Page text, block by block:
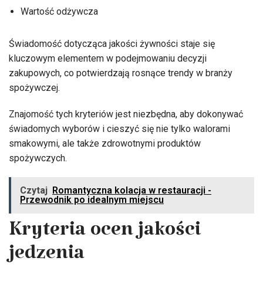
Wartość odżywcza
Świadomość dotycząca jakości żywności staje się
kluczowym elementem w podejmowaniu decyzji
zakupowych, co potwierdzają rosnące trendy w branży
spożywczej.
Znajomość tych kryteriów jest niezbędna, aby dokonywać
świadomych wyborów i cieszyć się nie tylko walorami
smakowymi, ale także zdrowotnymi produktów
spożywczych.
Czytaj Romantyczna kolacja w restauracji -
Przewodnik po idealnym miejscu
Kryteria ocen jakości
jedzenia